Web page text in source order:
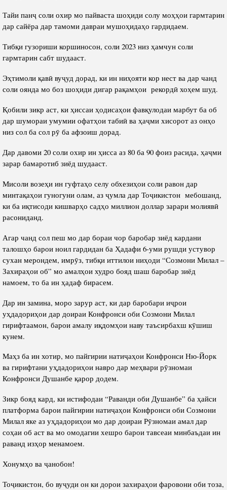
Тайи панҷ соли охир мо пайваста шоҳиди солу моҳҳои гармтарин
дар сайёра дар тамоми давраи мушоҳидаҳо гардидаем.
Тибқи гузориши коршиносон, соли 2023 низ ҳамчун соли
гармтарин сабт шудааст.
Эҳтимоли қавӣ вуҷуд дорад, ки ин ниҳояти кор нест ва дар чанд
соли оянда мо боз шоҳиди дигар рақамҳои рекордӣ хоҳем шуд.
Қобили зикр аст, ки ҳиссаи ҳодисаҳои фавқулодаи марбут ба об
дар шумораи умумии офатҳои табиӣ ва ҳаҷми хисорот аз онҳо
низ сол ба сол рӯ ба афзоиш дорад.
Дар давоми 20 соли охир ин ҳисса аз 80 ба 90 фоиз расида, ҳаҷми
зарар бамаротиб зиёд шудааст.
Мисоли возеҳи ин гуфтаҳо селу обхезиҳои соли равон дар
минтақаҳои гуногуни олам, аз ҷумла дар Тоҷикистон мебошанд,
ки ба иқтисоди кишварҳо садҳо миллион доллар зарари молиявӣ
расониданд.
Агар чанд сол пеш мо дар бораи чор баробар зиёд кардани
талошҳо барои ноил гардидан ба Ҳадафи 6-уми рушди устувор
сухан мерондем, имрӯз, тибқи иттилои ниҳоди “Созмони Милал –
Захираҳои об” мо амалҳои худро бояд шаш баробар зиёд
намоем, то ба ин ҳадаф бирасем.
Дар ин замина, моро зарур аст, ки дар баробари иҷрои
уҳдадориҳои дар доираи Конфронси оби Созмони Милал
гирифтаамон, барои амалу иқдомҳои наву таъсирбахш кӯшиш
кунем.
Маҳз ба ин хотир, мо пайгирии натиҷаҳои Конфронси Ню-Йорк
ва гирифтани уҳдадориҳои навро дар меҳвари рӯзномаи
Конфронси Душанбе қарор додем.
Зикр бояд кард, ки истифодаи “Раванди оби Душанбе” ба ҳайси
платформа барои пайгирии натиҷаҳои Конфронси оби Созмони
Милал яке аз уҳдадориҳои мо дар доираи Рӯзномаи амал дар
соҳаи об аст ва мо омодагии хешро барои тавсеаи минбаъдаи ин
раванд изҳор менамоем.
Хонумҳо ва ҷанобон!
Тоҷикистон, бо вуҷуди он ки дорои захираҳои фаровони оби тоза,